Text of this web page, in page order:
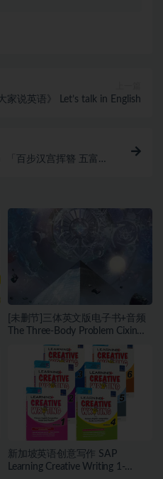
家说英语》 Let’s talk in English
「百步汉宫挥簪 五富捣
[未删节]三体英文版电子书+音频
The Three-Body Problem Cixin
Liu（epub/pdf/mobi+音频）
新加坡英语创意写作 SAP
Learning Creative Writing 1-